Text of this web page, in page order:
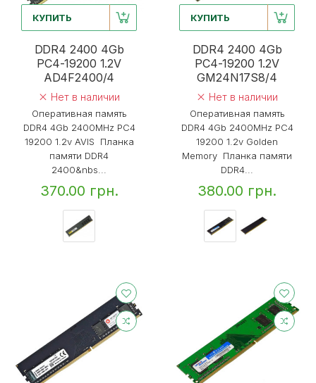
КУПИТЬ
DDR4 2400 4Gb
PC4-19200 1.2V
AD4F2400/4
Нет в наличии
Оперативная память
DDR4 4Gb 2400MHz PC4
19200 1.2v AVIS Планка
памяти DDR4
2400&nbs...
370.00 грн.
КУПИТЬ
DDR4 2400 4Gb
PC4-19200 1.2V
GM24N17S8/4
Нет в наличии
Оперативная память
DDR4 4Gb 2400MHz PC4
19200 1.2v Golden
Memory Планка памяти
DDR4...
380.00 грн.